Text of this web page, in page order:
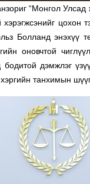
“Монгол Улсад
цохон
Болланд энэхүү
оновчтой
дэмжлэг
танхимын